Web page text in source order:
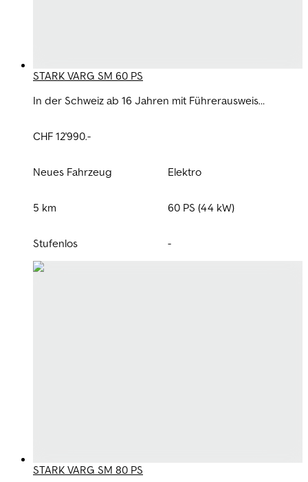
STARK VARG SM 60 PS
In der Schweiz ab 16 Jahren mit Führerausweis
Farben sofort ab Lager verfügbar.
CHF 12'990.-
Neues Fahrzeug Elektro
5 km 60 PS (44 kW)
Stufenlos -
STARK VARG SM 80 PS